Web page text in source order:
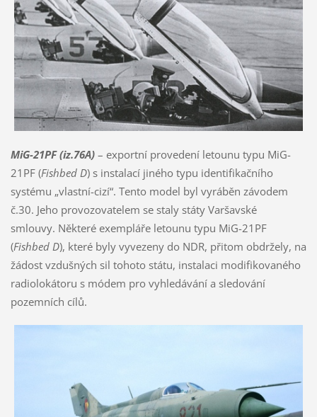
MiG-21PF (iz.76A) – exportní provedení letounu typu MiG-
21PF (Fishbed D) s instalací jiného typu identifikačního
systému „vlastní-cizí“. Tento model byl vyráběn závodem
č.30. Jeho provozovatelem se staly státy Varšavské
smlouvy. Některé exempláře letounu typu MiG-21PF
(Fishbed D), které byly vyvezeny do NDR, přitom obdržely, na
žádost vzdušných sil tohoto státu, instalaci modifikovaného
radiolokátoru s módem pro vyhledávání a sledování
pozemních cílů.